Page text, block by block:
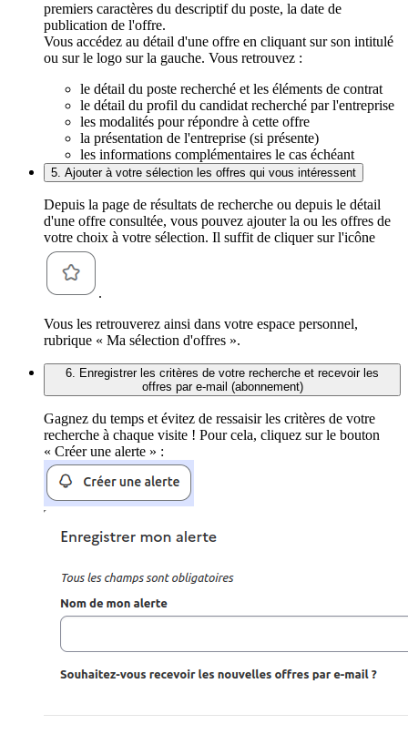
premiers caractères du descriptif du poste, la date de
publication de l'offre.
Vous accédez au détail d'une offre en cliquant sur son intitulé
ou sur le logo sur la gauche. Vous retrouvez :
le détail du poste recherché et les éléments de contrat
le détail du profil du candidat recherché par l'entreprise
les modalités pour répondre à cette offre
la présentation de l'entreprise (si présente)
les informations complémentaires le cas échéant
5. Ajouter à votre sélection les offres qui vous intéressent
Depuis la page de résultats de recherche ou depuis le détail
d'une offre consultée, vous pouvez ajouter la ou les offres de
votre choix à votre sélection. Il suffit de cliquer sur l'icône
.
Vous les retrouverez ainsi dans votre espace personnel,
rubrique « Ma sélection d'offres ».
6. Enregistrer les critères de votre recherche et recevoir les
offres par e-mail (abonnement)
Gagnez du temps et évitez de ressaisir les critères de votre
recherche à chaque visite ! Pour cela, cliquez sur le bouton
« Créer une alerte » :